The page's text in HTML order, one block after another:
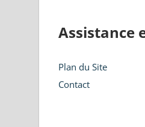
Assistance
Plan du Site
Contact